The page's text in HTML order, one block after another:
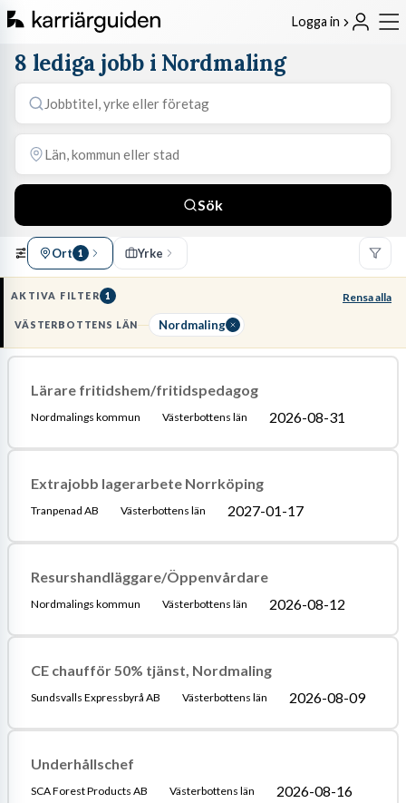
Logga in
8 lediga jobb i Nordmaling
Sök
Ort 1 Yrke
AKTIVA FILTER 1 Rensa alla
VÄSTERBOTTENS LÄN Nordmaling
Lärare fritidshem/fritidspedagog
Nordmalings kommun Västerbottens län 2026-08-31
Extrajobb lagerarbete Norrköping
Tranpenad AB Västerbottens län 2027-01-17
Resurshandläggare/Öppenvårdare
Nordmalings kommun Västerbottens län 2026-08-12
CE chaufför 50% tjänst, Nordmaling
Sundsvalls Expressbyrå AB Västerbottens län 2026-08-09
Underhållschef
SCA Forest Products AB Västerbottens län 2026-08-16